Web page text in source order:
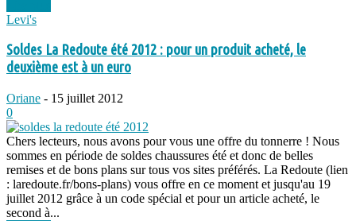
Levi's
Soldes La Redoute été 2012 : pour un produit acheté, le
deuxième est à un euro
Oriane - 15 juillet 2012
0
Chers lecteurs, nous avons pour vous une offre du tonnerre ! Nous
sommes en période de soldes chaussures été et donc de belles
remises et de bons plans sur tous vos sites préférés. La Redoute (lien
: laredoute.fr/bons-plans) vous offre en ce moment et jusqu'au 19
juillet 2012 grâce à un code spécial et pour un article acheté, le
second à...